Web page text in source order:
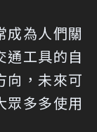
成為人們關
通工具的自
向，未來可
眾多多使用